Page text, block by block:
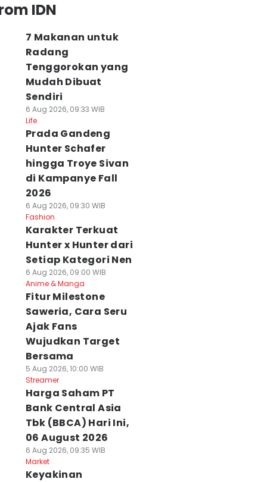
IDN
7 Makanan untuk
Radang
Tenggorokan yang
Mudah Dibuat
Sendiri
6 Aug 2026, 09:33 WIB
Life
Prada Gandeng
Hunter Schafer
hingga Troye Sivan
di Kampanye Fall
2026
6 Aug 2026, 09:30 WIB
Fashion
Karakter Terkuat
Hunter x Hunter dari
Setiap Kategori Nen
6 Aug 2026, 09:00 WIB
Anime & Manga
Fitur Milestone
Saweria, Cara Seru
Ajak Fans
Wujudkan Target
Bersama
5 Aug 2026, 10:00 WIB
Streamer
Harga Saham PT
Bank Central Asia
Tbk (BBCA) Hari Ini,
06 August 2026
6 Aug 2026, 09:35 WIB
Market
Keyakinan